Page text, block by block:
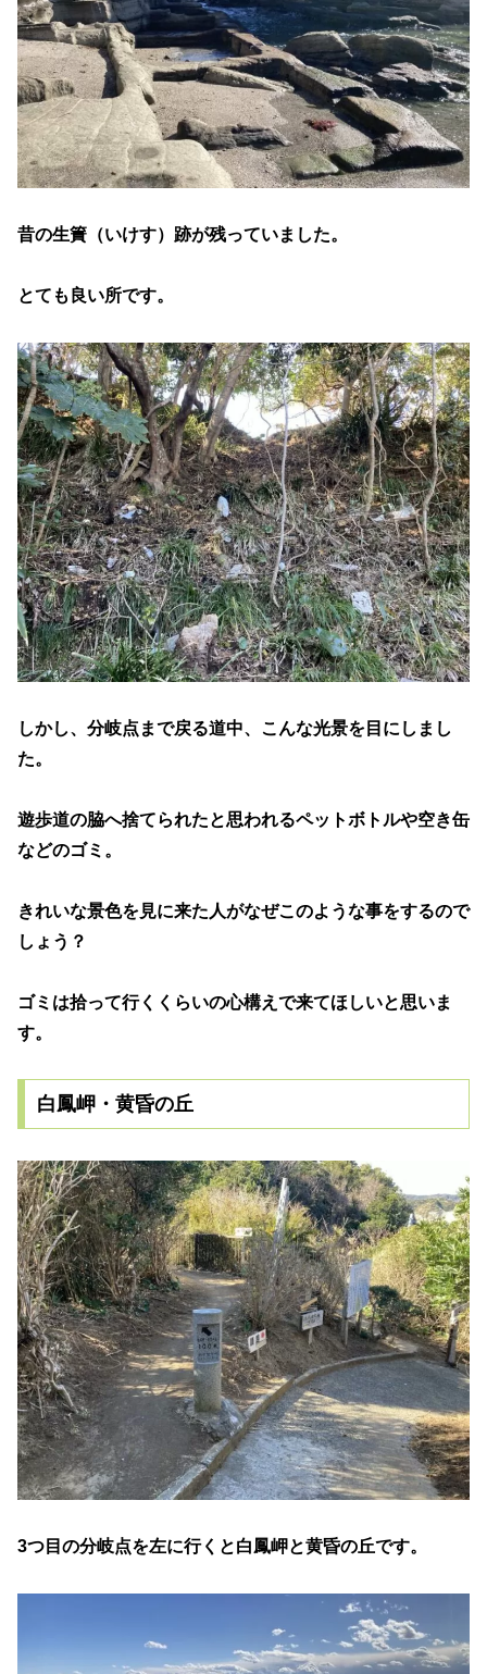
昔の生簀（いけす）跡が残っていました。
とても良い所です。
しかし、分岐点まで戻る道中、こんな光景を目にしまし
た。
遊歩道の脇へ捨てられたと思われるペットボトルや空き缶
などのゴミ。
きれいな景色を見に来た人がなぜこのような事をするので
しょう？
ゴミは拾って行くくらいの心構えで来てほしいと思いま
す。
白鳳岬・黄昏の丘
3つ目の分岐点を左に行くと白鳳岬と黄昏の丘です。